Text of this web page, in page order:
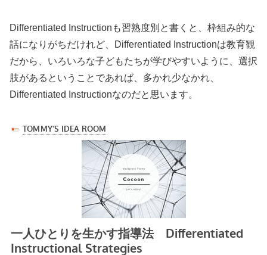
Differentiated Instructionも習熟度別と書くと、枠組み的な
話になりがちだけれど、Differentiated Instructionは教育観
だから、いろいろな子どもたちが学びやすいように、選択
肢があるということであれば、多かれ少なかれ、
Differentiated Instructionなのだと思います。